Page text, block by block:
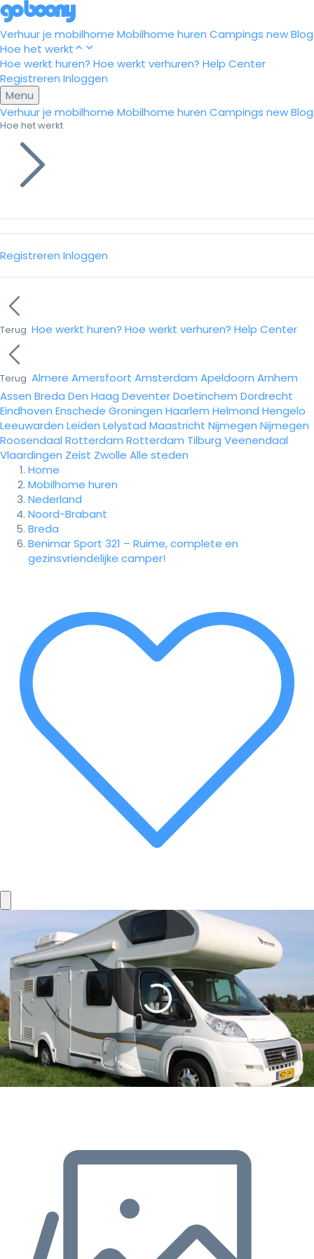
Verhuur je mobilhome Mobilhome huren Campings newBlog
Hoe het werkt
Hoe werkt huren? Hoe werkt verhuren? Help Center
Registreren Inloggen
Menu
Verhuur je mobilhome Mobilhome huren Campings newBlog
Hoe het werkt
Registreren Inloggen
Terug Hoe werkt huren? Hoe werkt verhuren? Help Center
Terug Almere Amersfoort Amsterdam Apeldoorn Arnhem
Assen Breda Den Haag DeventerDoetinchem Dordrecht
Eindhoven Enschede Groningen Haarlem Helmond Hengelo
Leeuwarden Leiden Lelystad Maastricht Nijmegen Nijmegen
Roosendaal Rotterdam Rotterdam Tilburg Veenendaal
Vlaardingen Zeist Zwolle Alle steden
Home
Mobilhome huren
Nederland
Noord-Brabant
Breda
Benimar Sport 321 – Ruime, complete en
gezinsvriendelijke camper!